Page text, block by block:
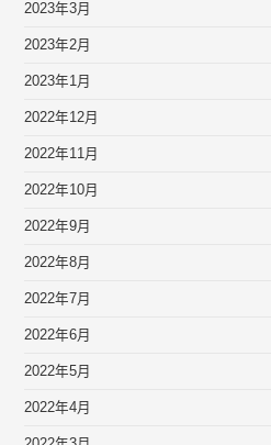
2023年3月
2023年2月
2023年1月
2022年12月
2022年11月
2022年10月
2022年9月
2022年8月
2022年7月
2022年6月
2022年5月
2022年4月